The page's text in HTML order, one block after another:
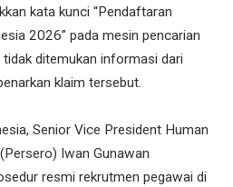
kata kunci “Pendaftaran
2026” pada mesin pencarian
ditemukan informasi dari
klaim tersebut.
Senior Vice President Human
Iwan Gunawan
resmi rekrutmen pegawai di